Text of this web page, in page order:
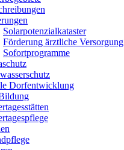
Solarpotenzialkataster
Förderung ärztliche Versorgung
Sofortprogramme
Dorfentwicklung